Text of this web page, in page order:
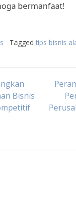
bermanfaat!
Tagged tips bisnis
Bisnis